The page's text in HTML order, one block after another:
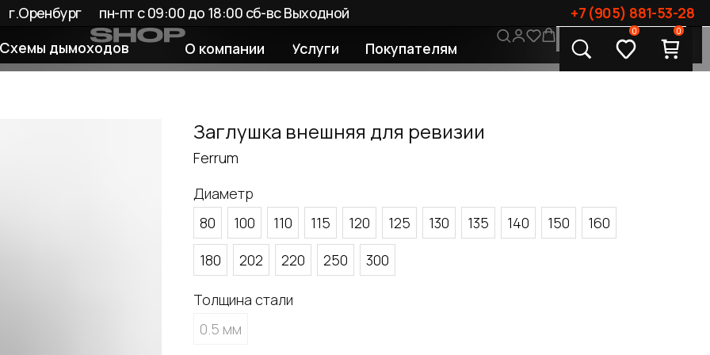
О компании
дымоходов Услуги Покупателям
0
0
+7 (905) 881-53-28
пн-пт с 09:00 до 18:00 сб-вс Выходной
CONTACT US
Заглушка внешняя для ревизии
Ferrum
Диаметр
80
100 110 115 120 125 130 135 140 150
160
180
202 220 250 300
Толщина стали
0.5 мм